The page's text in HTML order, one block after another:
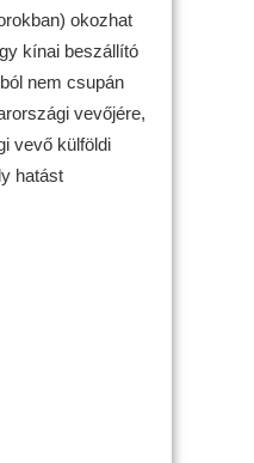
okozhat
kínai beszállító
nem csupán
vevőjére,
vevő külföldi
hatást